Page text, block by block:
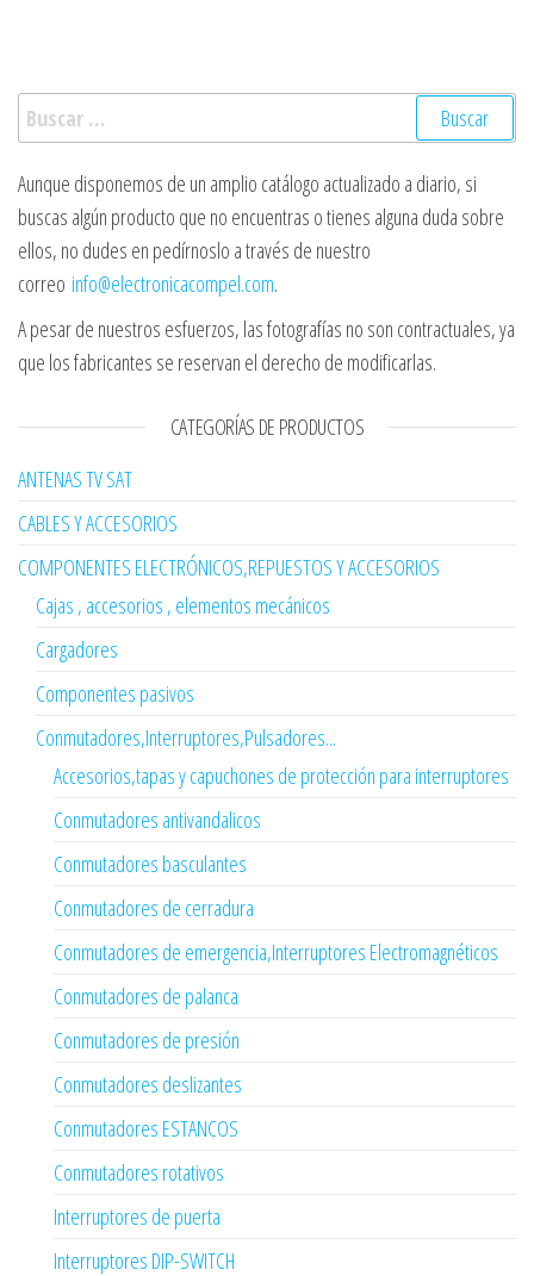
Buscar:
Aunque disponemos de un amplio catálogo actualizado a diario, si
buscas algún producto que no encuentras o tienes alguna duda sobre
ellos, no dudes en pedírnoslo a través de nuestro
correo info@electronicacompel.com.
A pesar de nuestros esfuerzos, las fotografías no son contractuales, ya
que los fabricantes se reservan el derecho de modificarlas.
CATEGORÍAS DE PRODUCTOS
ANTENAS TV SAT
CABLES Y ACCESORIOS
COMPONENTES ELECTRÓNICOS,REPUESTOS Y ACCESORIOS
Cajas , accesorios , elementos mecánicos
Cargadores
Componentes pasivos
Conmutadores,Interruptores,Pulsadores...
Accesorios,tapas y capuchones de protección para interruptores
Conmutadores antivandalicos
Conmutadores basculantes
Conmutadores de cerradura
Conmutadores de emergencia,Interruptores Electromagnéticos
Conmutadores de palanca
Conmutadores de presión
Conmutadores deslizantes
Conmutadores ESTANCOS
Conmutadores rotativos
Interruptores de puerta
Interruptores DIP-SWITCH